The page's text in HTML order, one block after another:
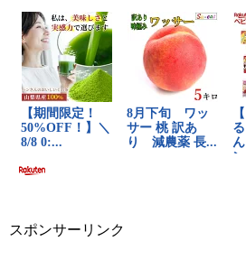
スポンサーリンク